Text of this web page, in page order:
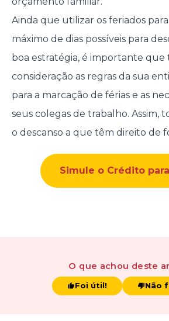
Ainda que utilizar os feriados
máximo de dias possíveis para
boa estratégia, é importante que
consideração as regras da sua
para a marcação de férias e as
seus colegas de trabalho. Assim,
o descanso a que têm direito de
Simule o Crédito
O que achou deste
Foi útil! Não